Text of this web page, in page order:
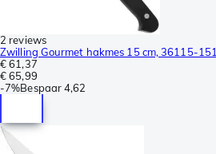
2 reviews
Zwilling Gourmet hakmes 15 cm, 36115-151
€ 61,37
€ 65,99
-7%Bespaar4,62